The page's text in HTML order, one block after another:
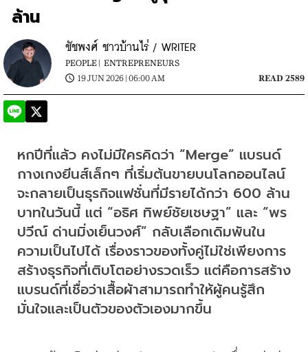
ล้าน
ชัชพงศ์ ชาวบ้านไร่ / WRITER
PEOPLE | ENTREPRENEURS
19 JUN 2026 | 06:00 AM
READ 2589
หกปีที่แล้ว คงไม่มีใครคิดว่า “Merge” แบรนด์
กางเกงยีนส์เล็กๆ ที่เริ่มต้นขายบนโลกออนไลน์
จะกลายเป็นธุรกิจแฟชั่นที่มีรายได้กว่า 600 ล้าน
บาทในวันนี้ แต่ “อธิศ ทิพย์ชัยเชษฐา” และ “พร
ปวีณ์ ด่านมิ่งเย็นวงศ์” กลับเลือกเดิมพันใน
ความเป็นไปได้ เรื่องราวของทั้งคู่ไม่ใช่เพียงการ
สร้างธุรกิจที่เติบโตอย่างรวดเร็ว แต่คือการสร้าง
แบรนด์ที่เชื่อว่าเสื้อผ้าสามารถทำให้ผู้คนรู้สึก
มั่นใจและเป็นตัวของตัวเองมากขึ้น